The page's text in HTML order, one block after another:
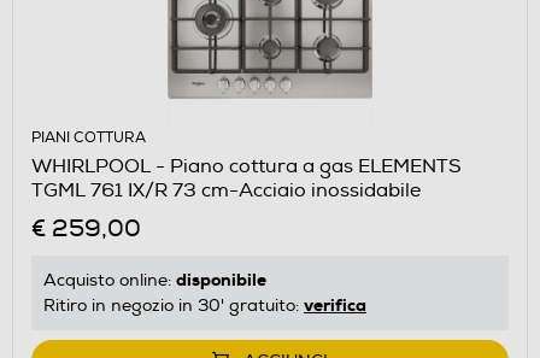
PIANI COTTURA
WHIRLPOOL - Piano cottura a gas ELEMENTS
TGML 761 IX/R 73 cm-Acciaio inossidabile
€ 259,00
Acquisto online: disponibile
Ritiro in negozio in 30' gratuito: verifica